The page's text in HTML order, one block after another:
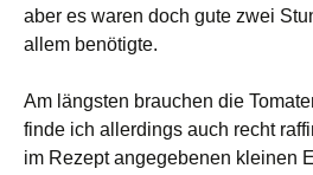
aber es waren doch gute zwei
allem benötigte.
Am längsten brauchen die
finde ich allerdings auch recht
im Rezept angegebenen kleinen